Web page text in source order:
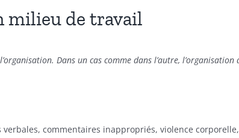
milieu de travail
l’organisation. Dans un cas comme dans l’autre,
commentaires inappropriés, violence